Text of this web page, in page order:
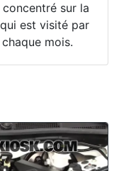
concentré sur la
est visité par
mois.